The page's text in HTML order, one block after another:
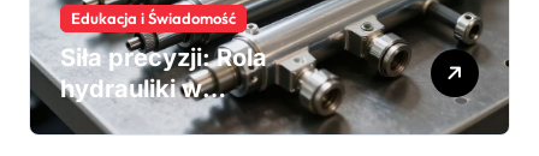
– Porady, Informacje,
Metody Leczenia